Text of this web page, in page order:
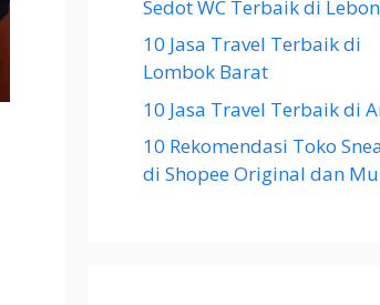
Sedot WC Terbaik di
10 Jasa Travel Terbaik di
Lombok Barat
10 Jasa Travel Terbaik di
10 Rekomendasi Toko
di Shopee Original dan